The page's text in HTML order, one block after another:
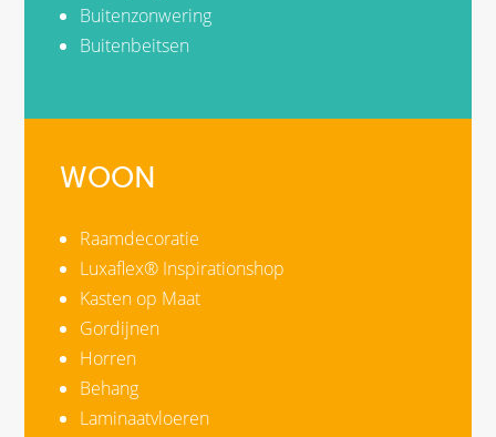
Buitenzonwering
Buitenbeitsen
WOON
Raamdecoratie
Luxaflex® Inspirationshop
Kasten op Maat
Gordijnen
Horren
Behang
Laminaatvloeren